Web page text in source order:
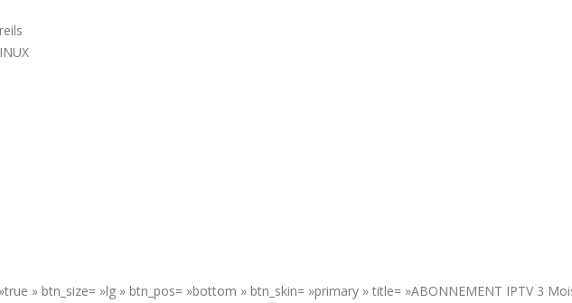
» btn_size= »lg » btn_pos= »bottom » btn_skin= »primary » title= »ABONNEMENT IPTV 3